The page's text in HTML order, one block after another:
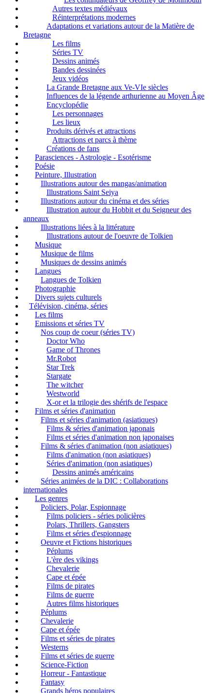
Autres textes médiévaux
Réinterprétations modernes
Adaptations et variations autour de la Matière de
Bretagne
Les films
Séries TV
Dessins animés
Bandes dessinées
Jeux vidéos
La Grande Bretagne aux Ve-VIe siècles
Influences de la légende arthurienne au Moyen Âge
Encyclopédie
Les personnages
Les lieux
Produits dérivés et attractions
Attractions et parcs à thème
Créations de fans
Parasciences - Astrologie - Esotérisme
Poésie
Peinture, Illustration
Illustrations autour des mangas/animation
Illustrations Saint Seiya
Illustrations autour du cinéma et des séries
Illustration autour du Hobbit et du Seigneur des
anneaux
Illustrations liées à la littérature
Illustrations autour de l'oeuvre de Tolkien
Musique
Musique de films
Musiques de dessins animés
Langues
Langues de Tolkien
Photographie
Divers sujets culturels
Télévision, cinéma, séries
Les films
Emissions et séries TV
Nos coup de coeur (séries TV)
Doctor Who
Game of Thrones
Mr.Robot
Star Trek
Stargate
The witcher
Westworld
X-or et la trilogie des shérifs de l'espace
Films et séries d'animation
Films et séries d'animation (asiatiques)
Films & séries d'animation japonais
Films et séries d'animation non japonaises
Films & séries d'animation (non asiatiques)
Films d'animation (non asiatiques)
Séries d'animation (non asiatiques)
Dessins animés américains
Séries animées de la DIC : Collaborations
internationales
Les genres
Policiers, Polar, Espionnage
Films policiers - séries policières
Polars, Thrillers, Gangsters
Films et séries d'espionnage
Oeuvre et Fictions historiques
Péplums
L'ère des vikings
Chevalerie
Cape et épée
Films de pirates
Films de guerre
Autres films historiques
Péplums
Chevalerie
Cape et épée
Films et séries de pirates
Westerns
Films et séries de guerre
Science-Fiction
Horreur - Fantastique
Fantasy
Grands héros populaires